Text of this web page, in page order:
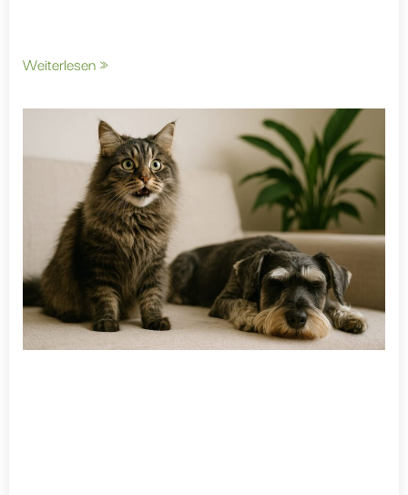
Weiterlesen »